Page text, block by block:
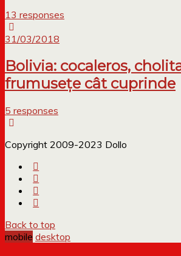
13 responses
31/03/2018
Bolivia: cocaleros,
frumusețe cât cuprinde
5 responses
Copyright 2009-2023 Dollo
Back to top
mobile desktop